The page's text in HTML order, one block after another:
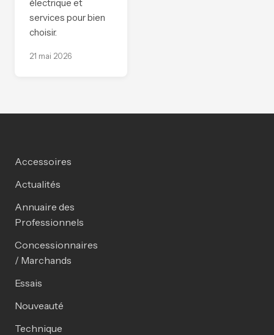
électrique et
services pour bien
choisir.
21 mai 2026
Accessoires
Actualités
Annuaire des
Professionnels
Concessionnaires
/ Marchands
Essais
Nouveauté
Technique